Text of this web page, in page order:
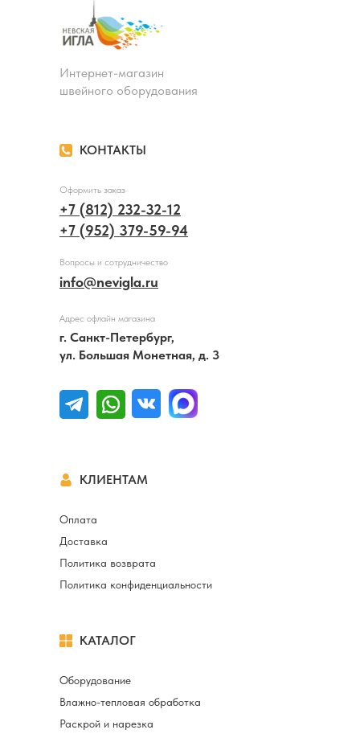
КАТАЛОГ
КЛИЕНТАМ
КОНТАКТЫ
Оборудование
Раскрой и нарезка
Влажно-тепловая обработка
Интернет-магазин
швейного оборудования
Оплата
Политика возврата
Доставка
Политика конфиденциальности
+7 (812) 232-32-12
+7 (952) 379-59-94
info@nevigla.ru
Оформить заказ
Вопросы и сотрудничество
Адрес офлайн магазина
г. Санкт-Петербург,
ул. Большая Монетная, д. 3